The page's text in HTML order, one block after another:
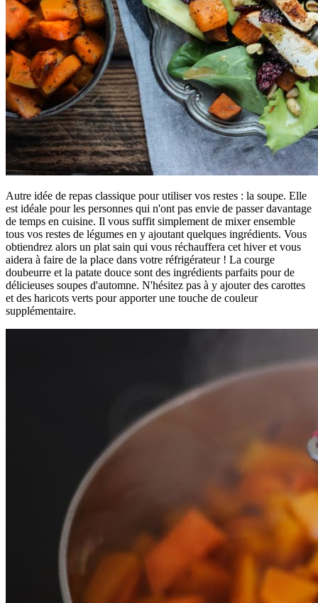
Autre idée de repas classique pour utiliser vos restes : la soupe. Elle
est idéale pour les personnes qui n'ont pas envie de passer davantage
de temps en cuisine. Il vous suffit simplement de mixer ensemble
tous vos restes de légumes en y ajoutant quelques ingrédients. Vous
obtiendrez alors un plat sain qui vous réchauffera cet hiver et vous
aidera à faire de la place dans votre réfrigérateur ! La courge
doubeurre et la patate douce sont des ingrédients parfaits pour de
délicieuses soupes d'automne. N'hésitez pas à y ajouter des carottes
et des haricots verts pour apporter une touche de couleur
supplémentaire.